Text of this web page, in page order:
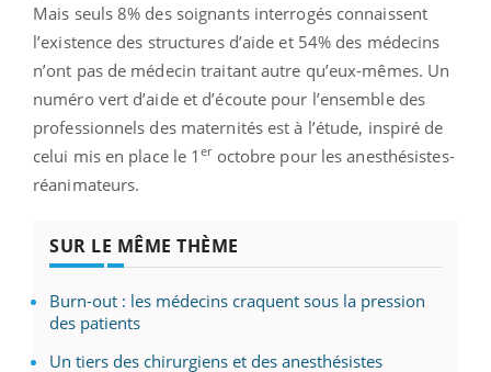
Mais seuls 8% des soignants interrogés connaissent
l’existence des structures d’aide et 54% des médecins
n’ont pas de médecin traitant autre qu’eux-mêmes. Un
numéro vert d’aide et d’écoute pour l’ensemble des
professionnels des maternités est à l’étude, inspiré de
celui mis en place le 1eroctobre pour les anesthésistes-
réanimateurs.
SUR LE MÊME THÈME
Burn-out : les médecins craquent sous la pression
des patients
Un tiers des chirurgiens et des anesthésistes